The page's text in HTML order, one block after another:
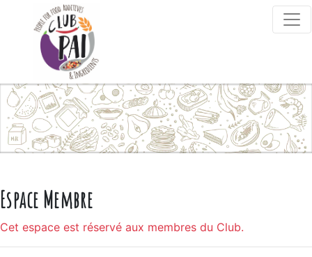
Skip to content
Espace Membre
Cet espace est réservé aux membres du Club.